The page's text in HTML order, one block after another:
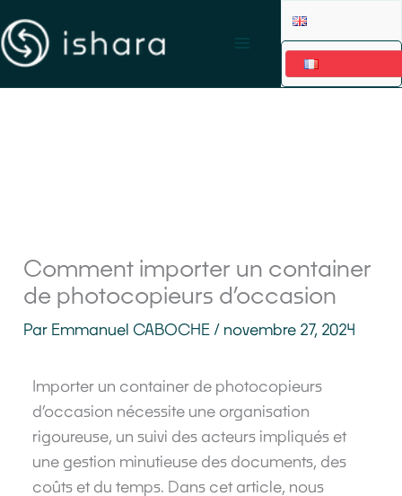
au
contenu
Comment importer un container
de photocopieurs d’occasion
Par Emmanuel CABOCHE / novembre 27, 2024
Importer un container de photocopieurs
d’occasion nécessite une organisation
rigoureuse, un suivi des acteurs impliqués et
une gestion minutieuse des documents, des
coûts et du temps. Dans cet article, nous